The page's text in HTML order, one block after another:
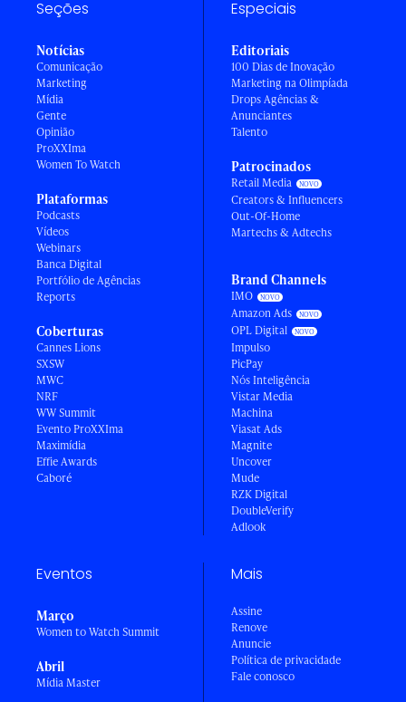
Seções
Notícias
Comunicação
Marketing
Mídia
Gente
Opinião
ProXXIma
Women To Watch
Plataformas
Podcasts
Vídeos
Webinars
Banca Digital
Portfólio de Agências
Reports
Coberturas
Cannes Lions
SXSW
MWC
NRF
WW Summit
Evento ProXXIma
Maximídia
Effie Awards
Caboré
Especiais
Editoriais
100 Dias de Inovação
Marketing na Olimpíada
Drops Agências &
Anunciantes
Talento
Patrocinados
Retail Media
Creators & Influencers
Out-Of-Home
Martechs & Adtechs
Brand Channels
IMO
Amazon Ads
OPL Digital
Impulso
PicPay
Nós Inteligência
Vistar Media
Machina
Viasat Ads
Magnite
Uncover
Mude
RZK Digital
DoubleVerify
Adlook
Eventos
Março
Women to Watch Summit
Abril
Mídia Master
Mais
Assine
Renove
Anuncie
Política de privacidade
Fale conosco